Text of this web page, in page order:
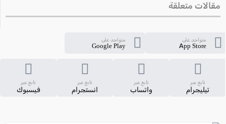
مقالات متعلقة
متواجد على
App Store
متواجد على
Google Play
تابع عبر
تيليجرام
تابع عبر
واتساب
تابع عبر
انستجرام
تابع عبر
فيسبوك